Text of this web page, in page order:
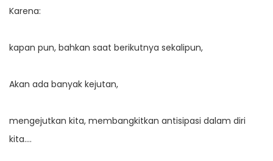
Karena:
kapan pun, bahkan saat berikutnya sekalipun,
Akan ada banyak kejutan,
mengejutkan kita, membangkitkan antisipasi dalam diri
kita….